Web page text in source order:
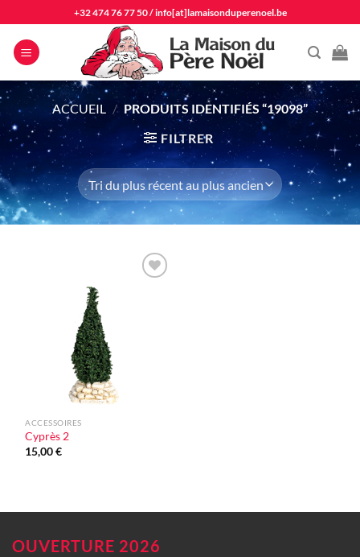
au
contenu
+32 474 76 77 50/info[at]lamaisonduperenoel.be
ACCUEIL / PRODUITS IDENTIFIÉS “19098”
FILTRER
ACCESSOIRES
Cyprès 2
15,00€
OUVERTURE 2026